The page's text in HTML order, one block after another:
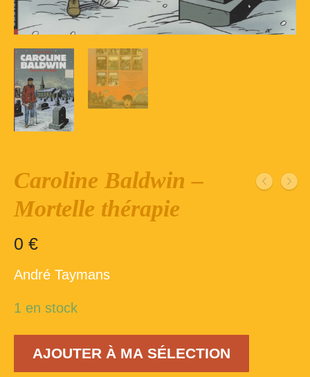
Inscription – club de lecture – Echecs
Répertoire du fonds de la bibliothèque –
Répertoire du fonds de la Bibliothèque –
Déconnexion
Caroline Baldwin –
Mortelle thérapie
0 €
André Taymans
1 en stock
quantité
Caroline
AJOUTER À MA SÉLECTION